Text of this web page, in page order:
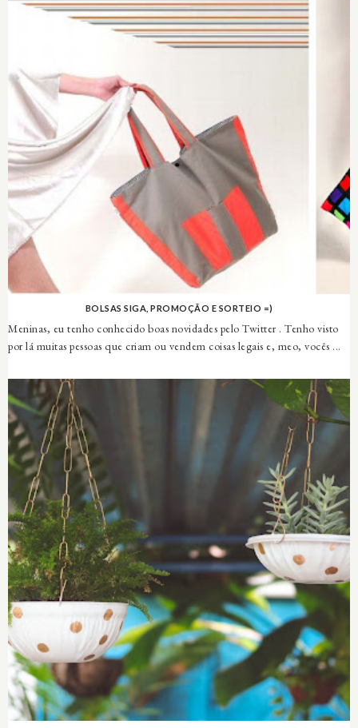
BOLSAS SIGA, PROMOÇÃO E SORTEIO =)
Meninas, eu tenho conhecido boas novidades pelo Twitter . Tenho visto
por lá muitas pessoas que criam ou vendem coisas legais e, meo, vocês ...